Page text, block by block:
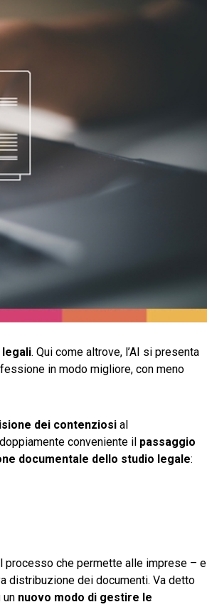
legali. Qui come altrove, l’AI si presenta
in modo migliore, con meno
dei contenziosi al
conveniente il passaggio
documentale dello studio legale:
processo che permette alle imprese – e
distribuzione dei documenti. Va detto
un nuovo modo di gestire le